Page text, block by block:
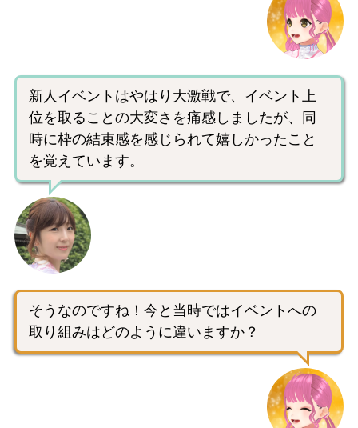
新人イベントはやはり大激戦で、イベント上
位を取ることの大変さを痛感しましたが、同
時に枠の結束感を感じられて嬉しかったこと
を覚えています。
そうなのですね！今と当時ではイベントへの
取り組みはどのように違いますか？